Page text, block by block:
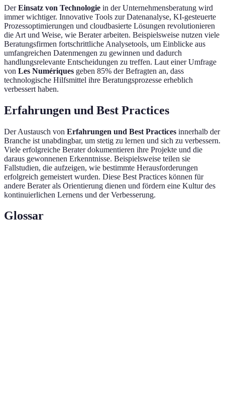
DerEinsatz von Technologie in der Unternehmensberatung wird
immer wichtiger. Innovative Tools zur Datenanalyse, KI-gesteuerte
Prozessoptimierungen und cloudbasierte Lösungen revolutionieren
die Art und Weise, wie Berater arbeiten. Beispielsweise nutzen viele
Beratungsfirmen fortschrittliche Analysetools, um Einblicke aus
umfangreichen Datenmengen zu gewinnen und dadurch
handlungsrelevante Entscheidungen zu treffen. Laut einer Umfrage
von Les Numériques geben 85% der Befragten an, dass
technologische Hilfsmittel ihre Beratungsprozesse erheblich
verbessert haben.
Erfahrungen und Best Practices
Der Austausch von Erfahrungen und Best Practices innerhalb der
Branche ist unabdingbar, um stetig zu lernen und sich zu verbessern.
Viele erfolgreiche Berater dokumentieren ihre Projekte und die
daraus gewonnenen Erkenntnisse. Beispielsweise teilen sie
Fallstudien, die aufzeigen, wie bestimmte Herausforderungen
erfolgreich gemeistert wurden. Diese Best Practices können für
andere Berater als Orientierung dienen und fördern eine Kultur des
kontinuierlichen Lernens und der Verbesserung.
Glossar